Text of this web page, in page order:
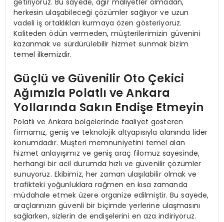
getiriyoruz. Bu sayede, ağır maliyetler olmadan,
herkesin ulaşabileceği çözümler sağlıyor ve uzun
vadeli iş ortaklıkları kurmaya özen gösteriyoruz.
Kaliteden ödün vermeden, müşterilerimizin güvenini
kazanmak ve sürdürülebilir hizmet sunmak bizim
temel ilkemizdir.
Güçlü ve Güvenilir Oto Çekici
Ağımızla Polatlı ve Ankara
Yollarında Sakın Endişe Etmeyin
Polatlı ve Ankara bölgelerinde faaliyet gösteren
firmamız, geniş ve teknolojik altyapısıyla alanında lider
konumdadır. Müşteri memnuniyetini temel alan
hizmet anlayışımız ve geniş araç filomuz sayesinde,
herhangi bir acil durumda hızlı ve güvenilir çözümler
sunuyoruz. Ekibimiz, her zaman ulaşılabilir olmak ve
trafikteki yoğunluklara rağmen en kısa zamanda
müdahale etmek üzere organize edilmiştir. Bu sayede,
araçlarınızın güvenli bir biçimde yerlerine ulaşmasını
sağlarken, sizlerin de endişelerini en aza indiriyoruz.